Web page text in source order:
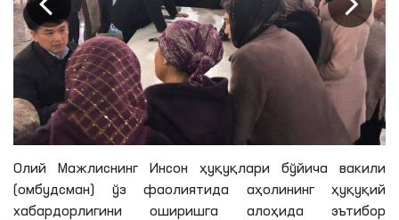
Олий Мажлиснинг Инсон ҳуқуқлари бўйича вакили
(омбудсман) ўз фаолиятида аҳолининг ҳуқуқий
хабардорлигини оширишга алоҳида эътибор